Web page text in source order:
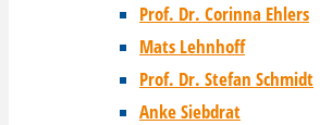
Prof. Dr. Corinna Ehlers
Mats Lehnhoff
Prof. Dr. Stefan Schmidt
Anke Siebdrat